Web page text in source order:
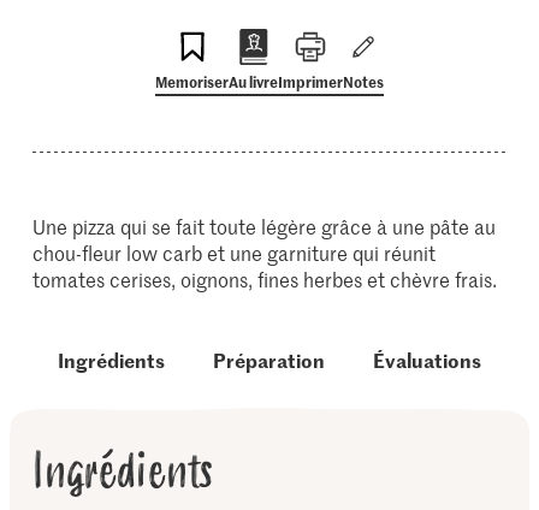
MemoriserAu livreImprimerNotes
Une pizza qui se fait toute légère grâce à une pâte au
chou-fleur low carb et une garniture qui réunit
tomates cerises, oignons, fines herbes et chèvre frais.
Ingrédients Préparation Évaluations
Ingrédients